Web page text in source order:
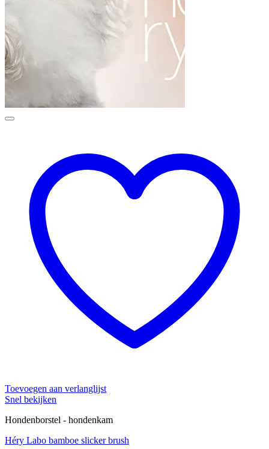
Toevoegen aan verlanglijst
Snel bekijken
Hondenborstel - hondenkam
Héry Labo bamboe slicker brush